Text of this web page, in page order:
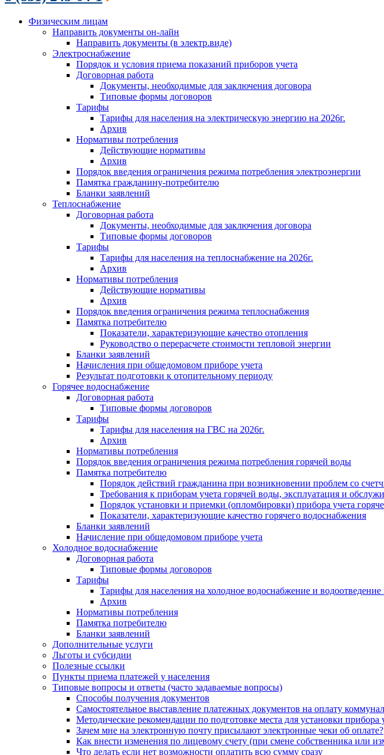
Физическим лицам
Направить документы он-лайн
Направить документы (в электр.виде)
Электроснабжение
Порядок и условия приема показаний приборов учета
Договорная работа
Документы, необходимые для заключения договора
Типовые формы договоров
Тарифы
Тарифы для населения на электрическую энергию на 2026г.
Архив
Нормативы потребления
Действующие нормативы
Архив
Порядок введения ограничения режима потребления электроэнергии
Памятка гражданину-потребителю
Бланки заявлений
Теплоснабжение
Договорная работа
Документы, необходимые для заключения договора
Типовые формы договоров
Тарифы
Тарифы для населения на теплоснабжение на 2026г.
Архив
Нормативы потребления
Действующие нормативы
Архив
Порядок введения ограничения режима теплоснабжения
Памятка потребителю
Показатели, характеризующие качество отопления
Руководство о перерасчете стоимости тепловой энергии
Бланки заявлений
Начисления при общедомовом приборе учета
Результат подготовки к отопительному периоду
Горячее водоснабжение
Договорная работа
Типовые формы договоров
Тарифы
Тарифы для населения на ГВС на 2026г.
Архив
Нормативы потребления
Порядок введения ограничения режима потребления горячей воды
Памятка потребителю
Порядок действий гражданина при возникновении проблем со
Требования к приборам учета горячей воды, эксплуатация и
Порядок установки и приемки (опломбировки) прибора учета
Показатели, характеризующие качество горячего водоснабжения
Бланки заявлений
Начисление при общедомовом приборе учета
Холодное водоснабжение
Договорная работа
Типовые формы договоров
Тарифы
Тарифы для населения на холодное водоснабжение и водоотведение
Архив
Нормативы потребления
Памятка потребителю
Бланки заявлений
Дополнительные услуги
Льготы и субсидии
Полезные ссылки
Пункты приема платежей у населения
Типовые вопросы и ответы (часто задаваемые вопросы)
Способы получения документов
Самостоятельное выставление платежных документов на оплату
Методические рекомендации по подготовке места для установки прибора
Зачем мне на электронную почту присылают электронные чеки об оплате?
Как внести изменения по лицевому счету (при смене собственника или
Что делать если нет возможности оплатить всю сумму сразу